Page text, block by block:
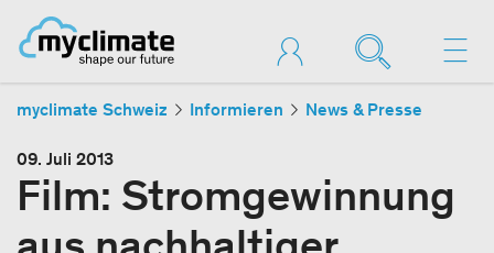
myclimate Schweiz Informieren News & Presse
09. Juli 2013
Film: Stromgewinnung